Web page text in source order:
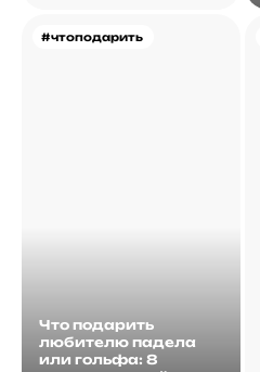
#чтоподарить
Что подарить
любителю падела
или гольфа: 8